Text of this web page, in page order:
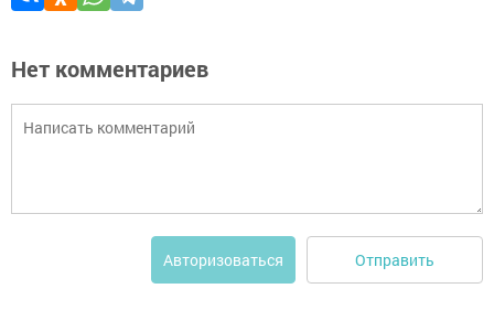
Нет комментариев
Авторизоваться Отправить